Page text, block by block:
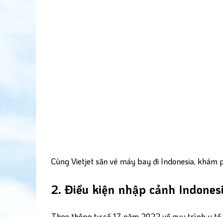
Cùng Vietjet săn vé máy bay đi Indonesia,
2. Điều kiện nhập cảnh